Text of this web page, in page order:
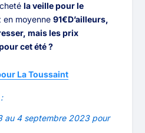
la veille pour le
en moyenne91€D’ailleurs,
mais les prix
cet été ?
La Toussaint
au 4 septembre 2023 pour